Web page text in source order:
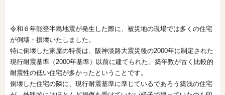
令和６年能登半島地震が発生した際に、被災地の現場では多くの住宅
が倒壊・損壊いたしました。
特に倒壊した家屋の特長は、阪神淡路大震災後の2000年に制定された
現行耐震基準（2000年基準）以前に建てられた、築年数が古く比較的
耐震性の低い住宅が多かったということです。
倒壊した住宅の隣に、現行耐震基準に準じているであろう築浅の住宅